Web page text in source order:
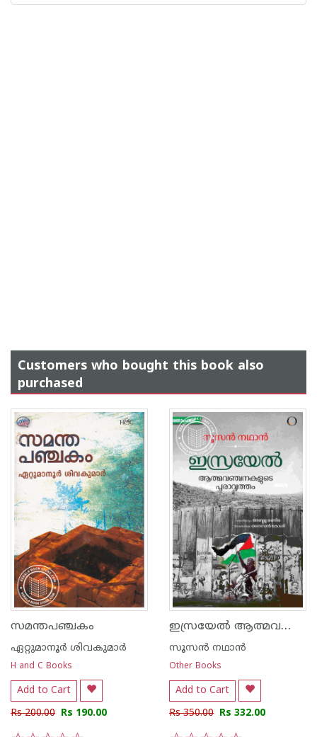
Customers who bought this book also
purchased
സമന്തപഞ്ചകം
ഏറ്റുമാനൂര്‍ ശിവകുമാര്‍
H and C Books
Add to Cart
Rs 200.00 Rs 190.00
ഇസ്രയേൽ ആത്മവഞ്ചനകളുടെ പുരാവൃത്തം
സൂസന്‍ നഥാന്‍
Other Books
Add to Cart
Rs 350.00 Rs 332.00